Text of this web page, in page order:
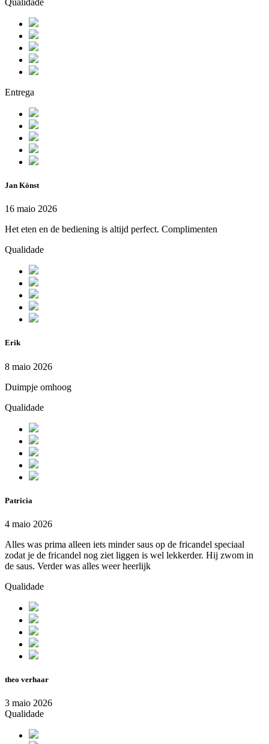
Qualidade
Entrega
Jan Könst
16 maio 2026
Het eten en de bediening is altijd perfect. Complimenten
Qualidade
Erik
8 maio 2026
Duimpje omhoog
Qualidade
Patricia
4 maio 2026
Alles was prima alleen iets minder saus op de fricandel speciaal
zodat je de fricandel nog ziet liggen is wel lekkerder. Hij zwom in
de saus. Verder was alles weer heerlijk
Qualidade
theo verhaar
3 maio 2026
Qualidade